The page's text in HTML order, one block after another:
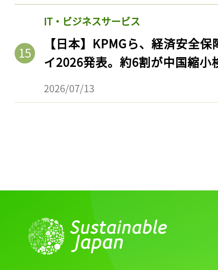
IT・ビジネスサービス
【日本】KPMGら、経済安全
イ2026発表。約6割が中国縮小
2026/07/13
会員登録